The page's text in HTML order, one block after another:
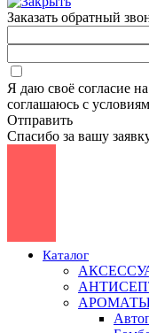
Заказать обратный
Я даю своё согласие
соглашаюсь с
Отправить
Спасибо за вашу
Каталог